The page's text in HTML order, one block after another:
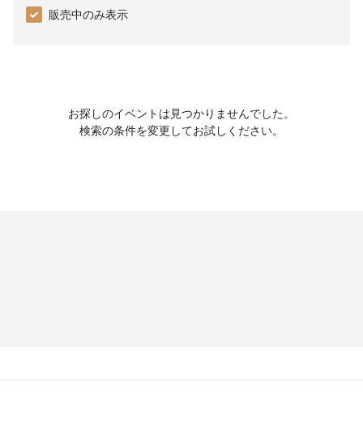
販売中のみ表示
お探しのイベントは見つかりませんでした。
検索の条件を変更してお試しください。